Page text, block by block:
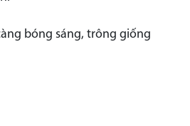
bóng sáng, trông giống